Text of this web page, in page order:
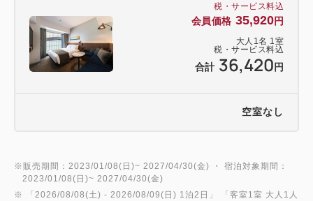
税・サービス料込
会員価格 35,920円
大人 1 名 1 室
税・サービス料込
合計 36,420 円
空室なし
※販売期間：2023/01/08(日)~ 2027/04/30(金) ・ 宿泊対象期間：
2023/01/08(日)~ 2027/04/30(金)
※ 「 2026/08/08(土) - 2026/08/09(日) 1泊2日 」 「客室1室 大人1人